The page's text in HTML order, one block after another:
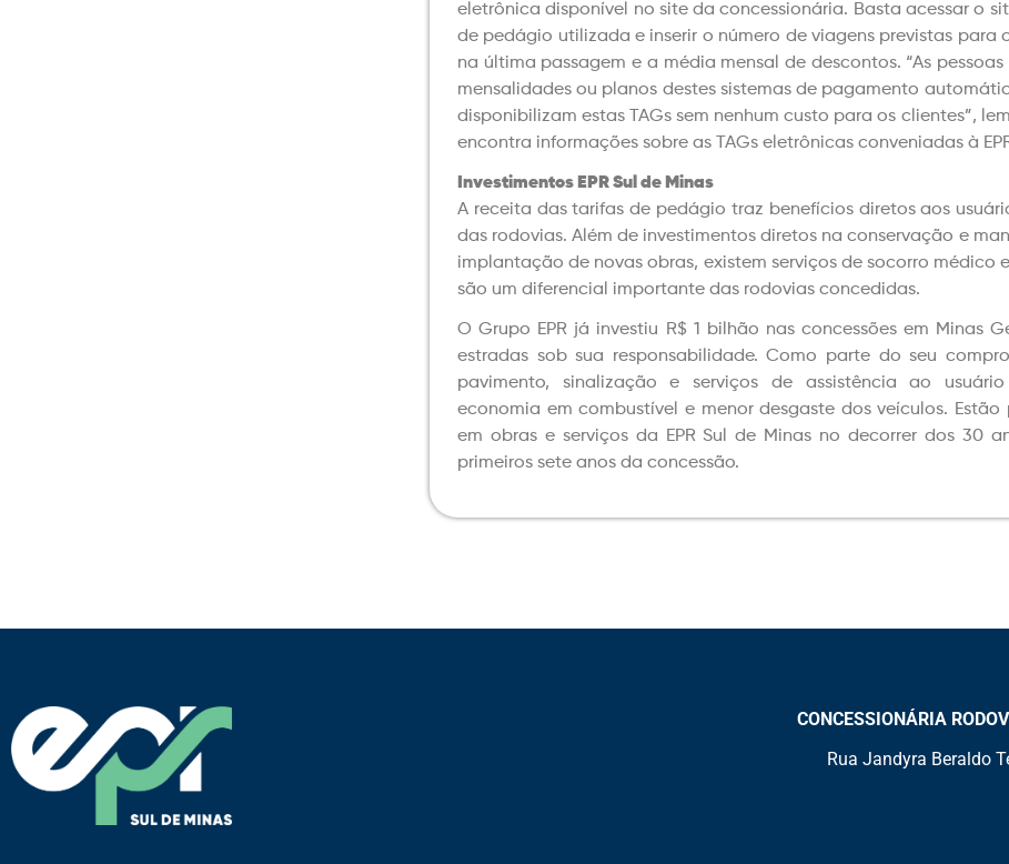
eletrônica disponível no site da concessionária. Basta acessar o
de pedágio utilizada e inserir o número de viagens previstas para
na última passagem e a média mensal de descontos. “As
mensalidades ou planos destes sistemas de pagamento
disponibilizam estas TAGs sem nenhum custo para os clientes”,
encontra informações sobre as TAGs eletrônicas conveniadas à
Investimentos EPR Sul de Minas
A receita das tarifas de pedágio traz benefícios diretos aos
das rodovias. Além de investimentos diretos na conservação e
implantação de novas obras, existem serviços de socorro médico
são um diferencial importante das rodovias concedidas.
O Grupo EPR já investiu R$ 1 bilhão nas concessões em Minas
estradas sob sua responsabilidade. Como parte do seu
pavimento, sinalização e serviços de assistência ao
economia em combustível e menor desgaste dos veículos. Estão
em obras e serviços da EPR Sul de Minas no decorrer dos 30
primeiros sete anos da concessão.
CONCESSIONÁRIA
Rua Jandyra Beraldo